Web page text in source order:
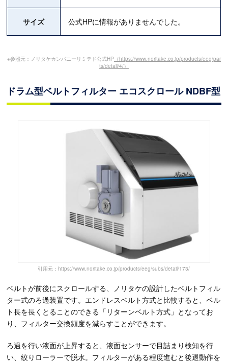
サイズ 公式HPに情報がありませんでした。
※参照元：ノリタケカンパニーリミテド公式HP （https://www.noritake.co.jp/products/eeg/par
ts/detail/4/）
ドラム型ベルトフィルター エコスクロール NDBF型
引用元：https://www.noritake.co.jp/products/eeg/subs/detail/173/
ベルトが前後にスクロールする、ノリタケの設計したベルトフィル
ター式のろ過装置です。エンドレスベルト方式と比較すると、ベル
ト長を長くとることのできる「リターンベルト方式」となってお
り、フィルター交換頻度を減らすことができます。
ろ過を行い液面が上昇すると、液面センサーで目詰まり検知を行
い、絞りローラーで脱水。フィルターがある程度進むと後退動作を